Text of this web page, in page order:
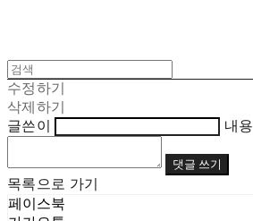
수정하기
삭제하기
글쓴이
내용
댓글 쓰기
목록으로 가기
페이스북